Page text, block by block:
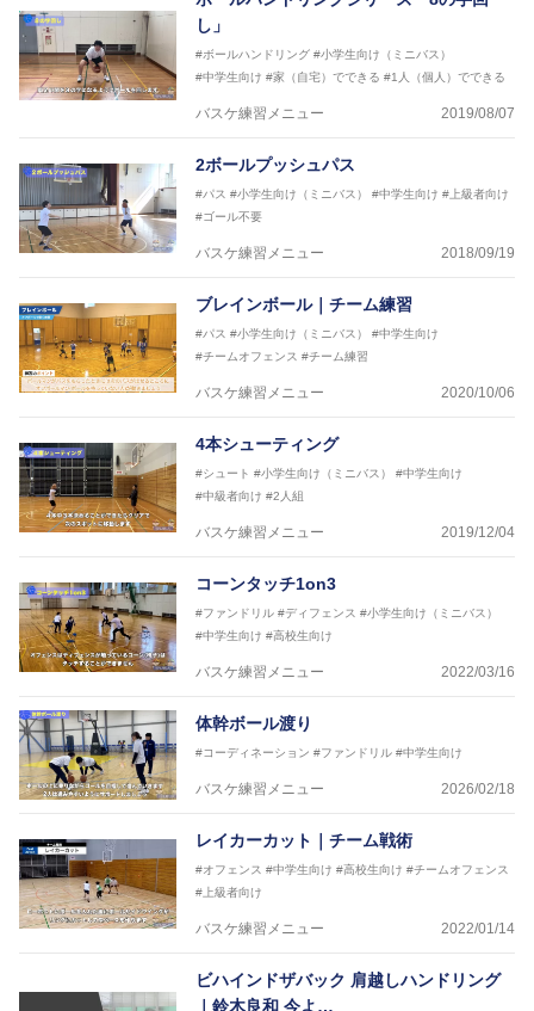
し」
#ボールハンドリング #小学生向け（ミニバス）
#中学生向け #家（自宅）でできる #1人（個人）でできる
バスケ練習メニュー 2019/08/07
2ボールプッシュパス
#パス #小学生向け（ミニバス） #中学生向け #上級者向け
#ゴール不要
バスケ練習メニュー 2018/09/19
ブレインボール｜チーム練習
#パス #小学生向け（ミニバス）
#中学生向け
#チームオフェンス #チーム練習
バスケ練習メニュー 2020/10/06
4本シューティング
#シュート #小学生向け（ミニバス）
#中学生向け
#中級者向け #2人組
バスケ練習メニュー 2019/12/04
コーンタッチ1on3
#ファンドリル #ディフェンス #小学生向け（ミニバス）
#中学生向け #高校生向け
バスケ練習メニュー 2022/03/16
体幹ボール渡り
#コーディネーション #ファンドリル #中学生向け
バスケ練習メニュー 2026/02/18
レイカーカット｜チーム戦術
#オフェンス #中学生向け #高校生向け #チームオフェンス
#上級者向け
バスケ練習メニュー 2022/01/14
ビハインドザバック 肩越しハンドリング
｜鈴木良和 今よ…